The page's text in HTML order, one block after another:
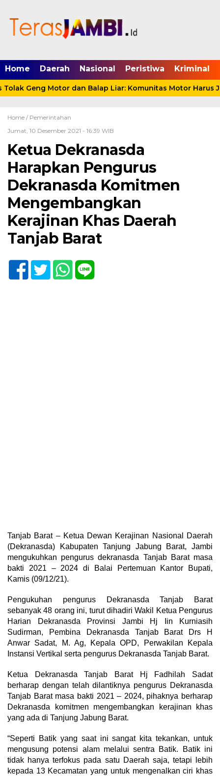
Home Daerah Nasional Peristiwa Kriminal
Geng Motor dan Balap Liar: Komunitas Motor Harus
Home / Pemerintahan
Jumat, 10 Desember 2021 - 16:39 WIB
Ketua Dekranasda
Harapkan Pengurus
Dekranasda Komitmen
Mengembangkan
Kerajinan Khas Daerah
Tanjab Barat
Tanjab Barat – Ketua Dewan Kerajinan Nasional Daerah
(Dekranasda) Kabupaten Tanjung Jabung Barat, Jambi
mengukuhkan pengurus dekranasda Tanjab Barat masa
bakti 2021 – 2024 di Balai Pertemuan Kantor Bupati,
Kamis (09/12/21).
Pengukuhan pengurus Dekranasda Tanjab Barat
sebanyak 48 orang ini, turut dihadiri Wakil Ketua Pengurus
Harian Dekranasda Provinsi Jambi Hj Iin Kurniasih
Sudirman, Pembina Dekranasda Tanjab Barat Drs H
Anwar Sadat, M. Ag, Kepala OPD, Perwakilan Kepala
Instansi Vertikal serta pengurus Dekranasda Tanjab Barat.
Ketua Dekranasda Tanjab Barat Hj Fadhilah Sadat
berharap dengan telah dilantiknya pengurus Dekranasda
Tanjab Barat masa bakti 2021 – 2024, pihaknya berharap
Dekranasda komitmen mengembangkan kerajinan khas
yang ada di Tanjung Jabung Barat.
“Seperti Batik yang saat ini sangat kita tekankan, untuk
mengusung potensi alam melalui sentra Batik. Batik ini
tidak hanya terfokus pada satu Daerah saja, tetapi lebih
kepada 13 Kecamatan yang untuk mengenalkan ciri khas